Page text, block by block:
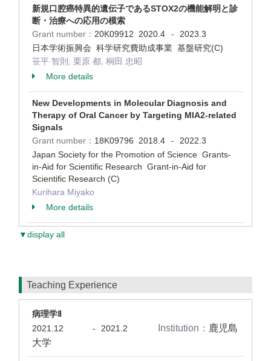
新規口腔癌特異的遺伝子であるSTOX2の機能解明と診
断・治療への応用の模索
Grant number： 20K09912 2020.4 -
2023.3
日本学術振興会 科学研究費助成事業 基盤研究(C)
笹平 智則, 栗原 都, 桐田 忠昭
More details
New Developments in Molecular Diagnosis and
Therapy of Oral Cancer by Targeting MIA2-related
Signals
Grant number： 18K09796 2018.4 -
2022.3
Japan Society for the Promotion of Science Grants-
in-Aid for Scientific Research Grant-in-Aid for
Scientific Research (C)
Kurihara Miyako
More details
▼display all
Teaching Experience
病理学Ⅱ
2021.12
- 2021.2 Institution： 鹿児島
大学